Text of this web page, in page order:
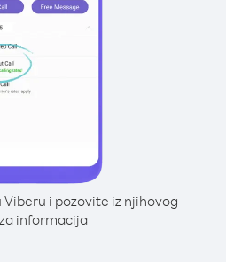
i pozovite iz njihovog
informacija